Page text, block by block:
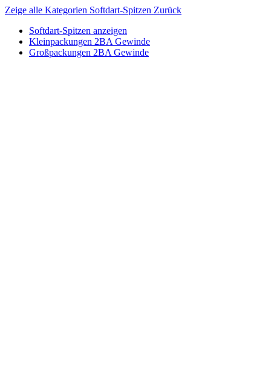
Zeige alle Kategorien Softdart-Spitzen Zurück
Softdart-Spitzen anzeigen
Kleinpackungen 2BA Gewinde
Großpackungen 2BA Gewinde